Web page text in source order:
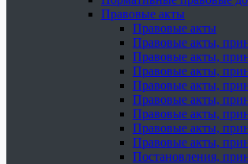
Правовые акты
Правовые акты
Правовые акты,
Правовые акты,
Правовые акты,
Правовые акты,
Правовые акты,
Правовые акты,
Правовые акты,
Правовые акты,
Постановления,